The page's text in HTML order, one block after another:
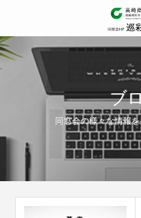
ブ
同窓会の様々な情報を